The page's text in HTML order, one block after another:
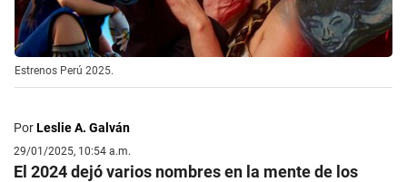
Estrenos Perú 2025.
PorLeslie A. Galván
29/01/2025, 10:54 a.m.
El 2024 dejó varios nombres en la mente de los